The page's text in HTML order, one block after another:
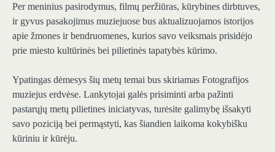
Per meninius pasirodymus, filmų peržiūras, kūrybines dirbtuves,
ir gyvus pasakojimus muziejuose bus aktualizuojamos istorijos
apie žmones ir bendruomenes, kurios savo veiksmais prisidėjo
prie miesto kultūrinės bei pilietinės tapatybės kūrimo.
Ypatingas dėmesys šių metų temai bus skiriamas Fotografijos
muziejus erdvėse. Lankytojai galės prisiminti arba pažinti
pastarųjų metų pilietines iniciatyvas, turėsite galimybę išsakyti
savo poziciją bei permąstyti, kas šiandien laikoma kokybišku
kūriniu ir kūrėju.